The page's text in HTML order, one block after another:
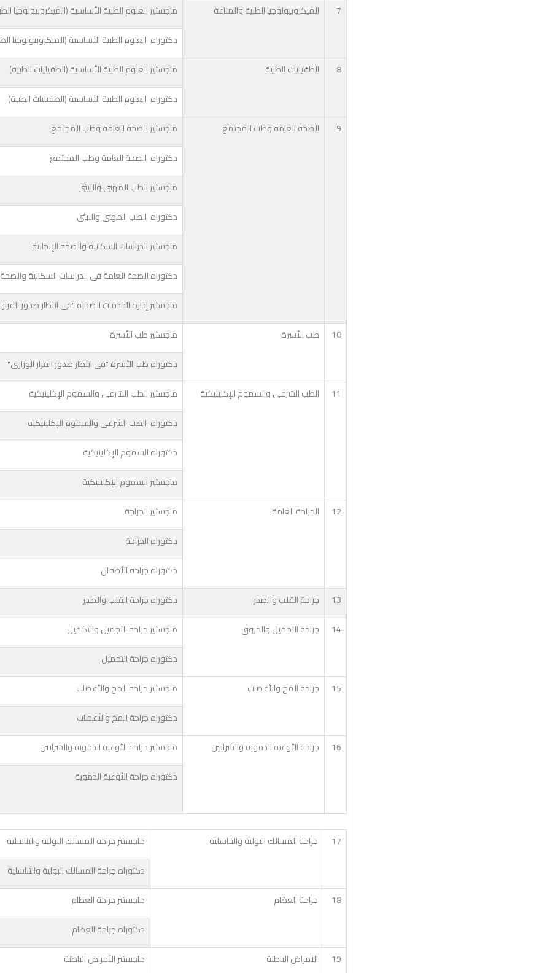
7
الميكروبيولوجيا الطبية والمناعة
ماجستير العلوم الطبية الأساسية (الميكروبيولوجيا
دكتوراه العلوم الطبية الأساسية (الميكروبيولوجيا
8
الطفيليات الطبية
ماجستير العلوم الطبية الأساسية (الطفيليات الطبية)
دكتوراه العلوم الطبية الأساسية (الطفيليات الطبية)
9
الصحة العامة وطب المجتمع
ماجستير الصحة العامة وطب المجتمع
دكتوراه الصحة العامة وطب المجتمع
ماجستير الطب المهنى والبيئى
دكتوراه الطب المهنى والبيئى
ماجستير الدراسات السكانية والصحة الإنجابية
دكتوراه الصحة العامة فى الدراسات السكانية والصحة
ماجستير إدارة الخدمات الصحية "فى انتظار صدور القرار
10
طب الأسرة
ماجستير طب الأسرة
دكتوراه طب الأسرة "فى انتظار صدور القرار الوزارى"
11
الطب الشرعى والسموم الإكلينيكية
ماجستير الطب الشرعى والسموم الإكلينيكية
دكتوراه الطب الشرعى والسموم الإكلينيكية
دكتوراه السموم الإكلينيكية
ماجستير السموم الإكلينيكية
12
الجراحة العامة
ماجستير الجراجة
دكتوراه الجراحة
دكتوراه جراحة الأطفال
13
جراحة القلب والصدر
دكتوراه جراحة القلب والصدر
14
جراحة التجميل والحروق
ماجستير جراحة التجميل والتكميل
دكتوراه جراحة التجميل
15
جراحة المخ والأعصاب
ماجستير جراحة المخ والأعصاب
دكتوراه جراحة المخ والأعصاب
16
جراحة الأوعية الدموية والشرايين
ماجستير جراحة الأوعية الدموية والشرايين
دكتوراه جراحة الأوعية الدموية
17 جراحة المسالك البولية والتناسلية
ماجستير جراحة المسالك البولية والتناسلية
دكتوراه جراحة المسالك البولية والتناسلية
18
جراحة العظام
ماجستير جراحة العظام
دكتوراه جراحة العظام
19
الأمراض الباطنة ماجستير الأمراض الباطنة